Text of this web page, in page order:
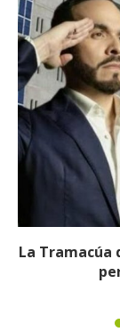
Tribunal de